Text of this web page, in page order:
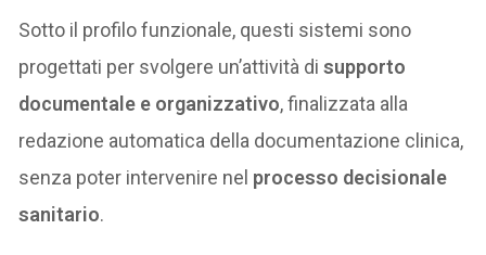
Sotto il profilo funzionale, questi sistemi sono
progettati per svolgere un’attività disupporto
documentale e organizzativo, finalizzata alla
redazione automatica della documentazione clinica,
senza poter intervenire nel processo decisionale
sanitario.